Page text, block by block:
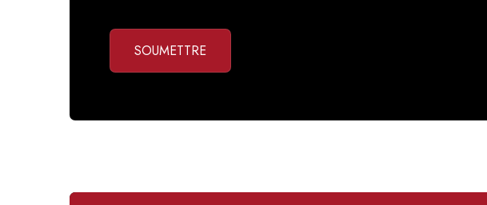
SOUMETTRE